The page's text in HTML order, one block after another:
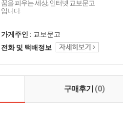
꿈을 피우는 세상, 인터넷 교보문고
입니다.
가게주인 : 교보문고
전화 및 택배정보
구매후기 (0)